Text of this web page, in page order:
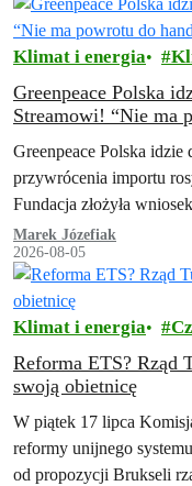
Klimat i energia
Greenpeace Polska
Streamowi! “Nie ma
Greenpeace Polska
przywrócenia importu
Fundacja złożyła
Trybunałem
Marek Józefiak
2026-08-05
Klimat i energia
Reforma ETS? Rząd
swoją obietnicę
W piątek 17 lipca
reformy unijnego
od propozycji Brukseli